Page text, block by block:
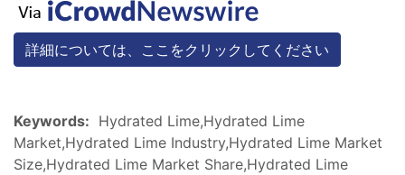
詳細については、ここをクリックしてください
Keywords: Hydrated Lime,Hydrated Lime
Market,Hydrated Lime Industry,Hydrated Lime Market
Size,Hydrated Lime Market Share,Hydrated Lime